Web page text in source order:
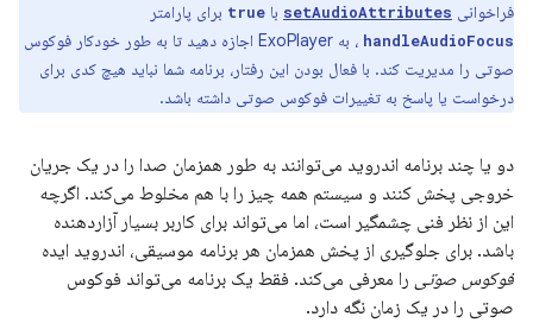
فراخوانی setAudioAttributes با true برای پارامتر
handleAudioFocus
، به ExoPlayer اجازه دهید تا به طور خودکار فوکوس
صوتی را مدیریت کند. با فعال بودن این رفتار، برنامه شما نباید هیچ کدی برای
درخواست یا پاسخ به تغییرات فوکوس صوتی داشته باشد.
دو یا چند برنامه اندروید می‌توانند به طور همزمان صدا را در یک جریان
خروجی پخش کنند و سیستم همه چیز را با هم مخلوط می‌کند. اگرچه
این از نظر فنی چشمگیر است، اما می‌تواند برای کاربر بسیار آزاردهنده
باشد. برای جلوگیری از پخش همزمان هر برنامه موسیقی، اندروید ایده
فوکوس صوتی را معرفی می‌کند. فقط یک برنامه می‌تواند فوکوس
صوتی را در یک زمان نگه دارد.